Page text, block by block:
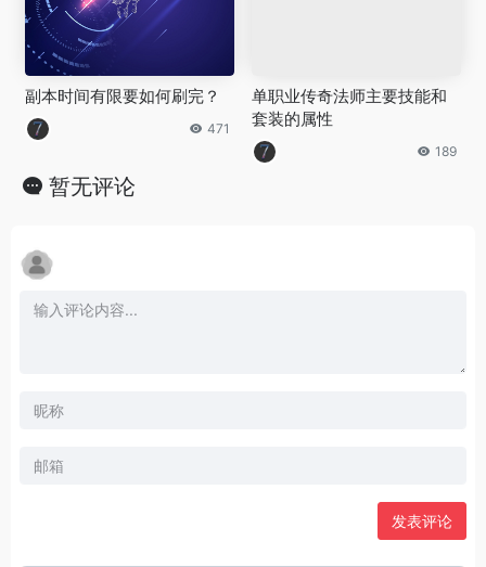
副本时间有限要如何刷完？
471
单职业传奇法师主要技能和
套装的属性
189
暂无评论
发表评论